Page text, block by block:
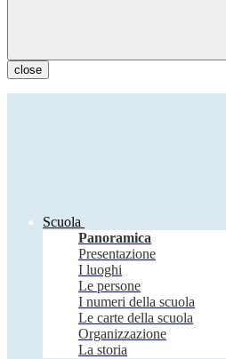
close
Scuola
Panoramica
Presentazione
I luoghi
Le persone
I numeri della scuola
Le carte della scuola
Organizzazione
La storia